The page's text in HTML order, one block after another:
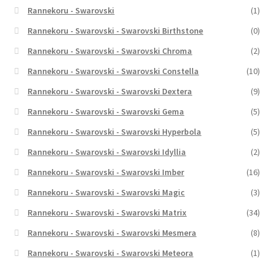
Rannekoru - Swarovski
(1)
Rannekoru - Swarovski - Swarovski Birthstone
(0)
Rannekoru - Swarovski - Swarovski Chroma
(2)
Rannekoru - Swarovski - Swarovski Constella
(10)
Rannekoru - Swarovski - Swarovski Dextera
(9)
Rannekoru - Swarovski - Swarovski Gema
(5)
Rannekoru - Swarovski - Swarovski Hyperbola
(5)
Rannekoru - Swarovski - Swarovski Idyllia
(2)
Rannekoru - Swarovski - Swarovski Imber
(16)
Rannekoru - Swarovski - Swarovski Magic
(3)
Rannekoru - Swarovski - Swarovski Matrix
(34)
Rannekoru - Swarovski - Swarovski Mesmera
(8)
Rannekoru - Swarovski - Swarovski Meteora
(1)